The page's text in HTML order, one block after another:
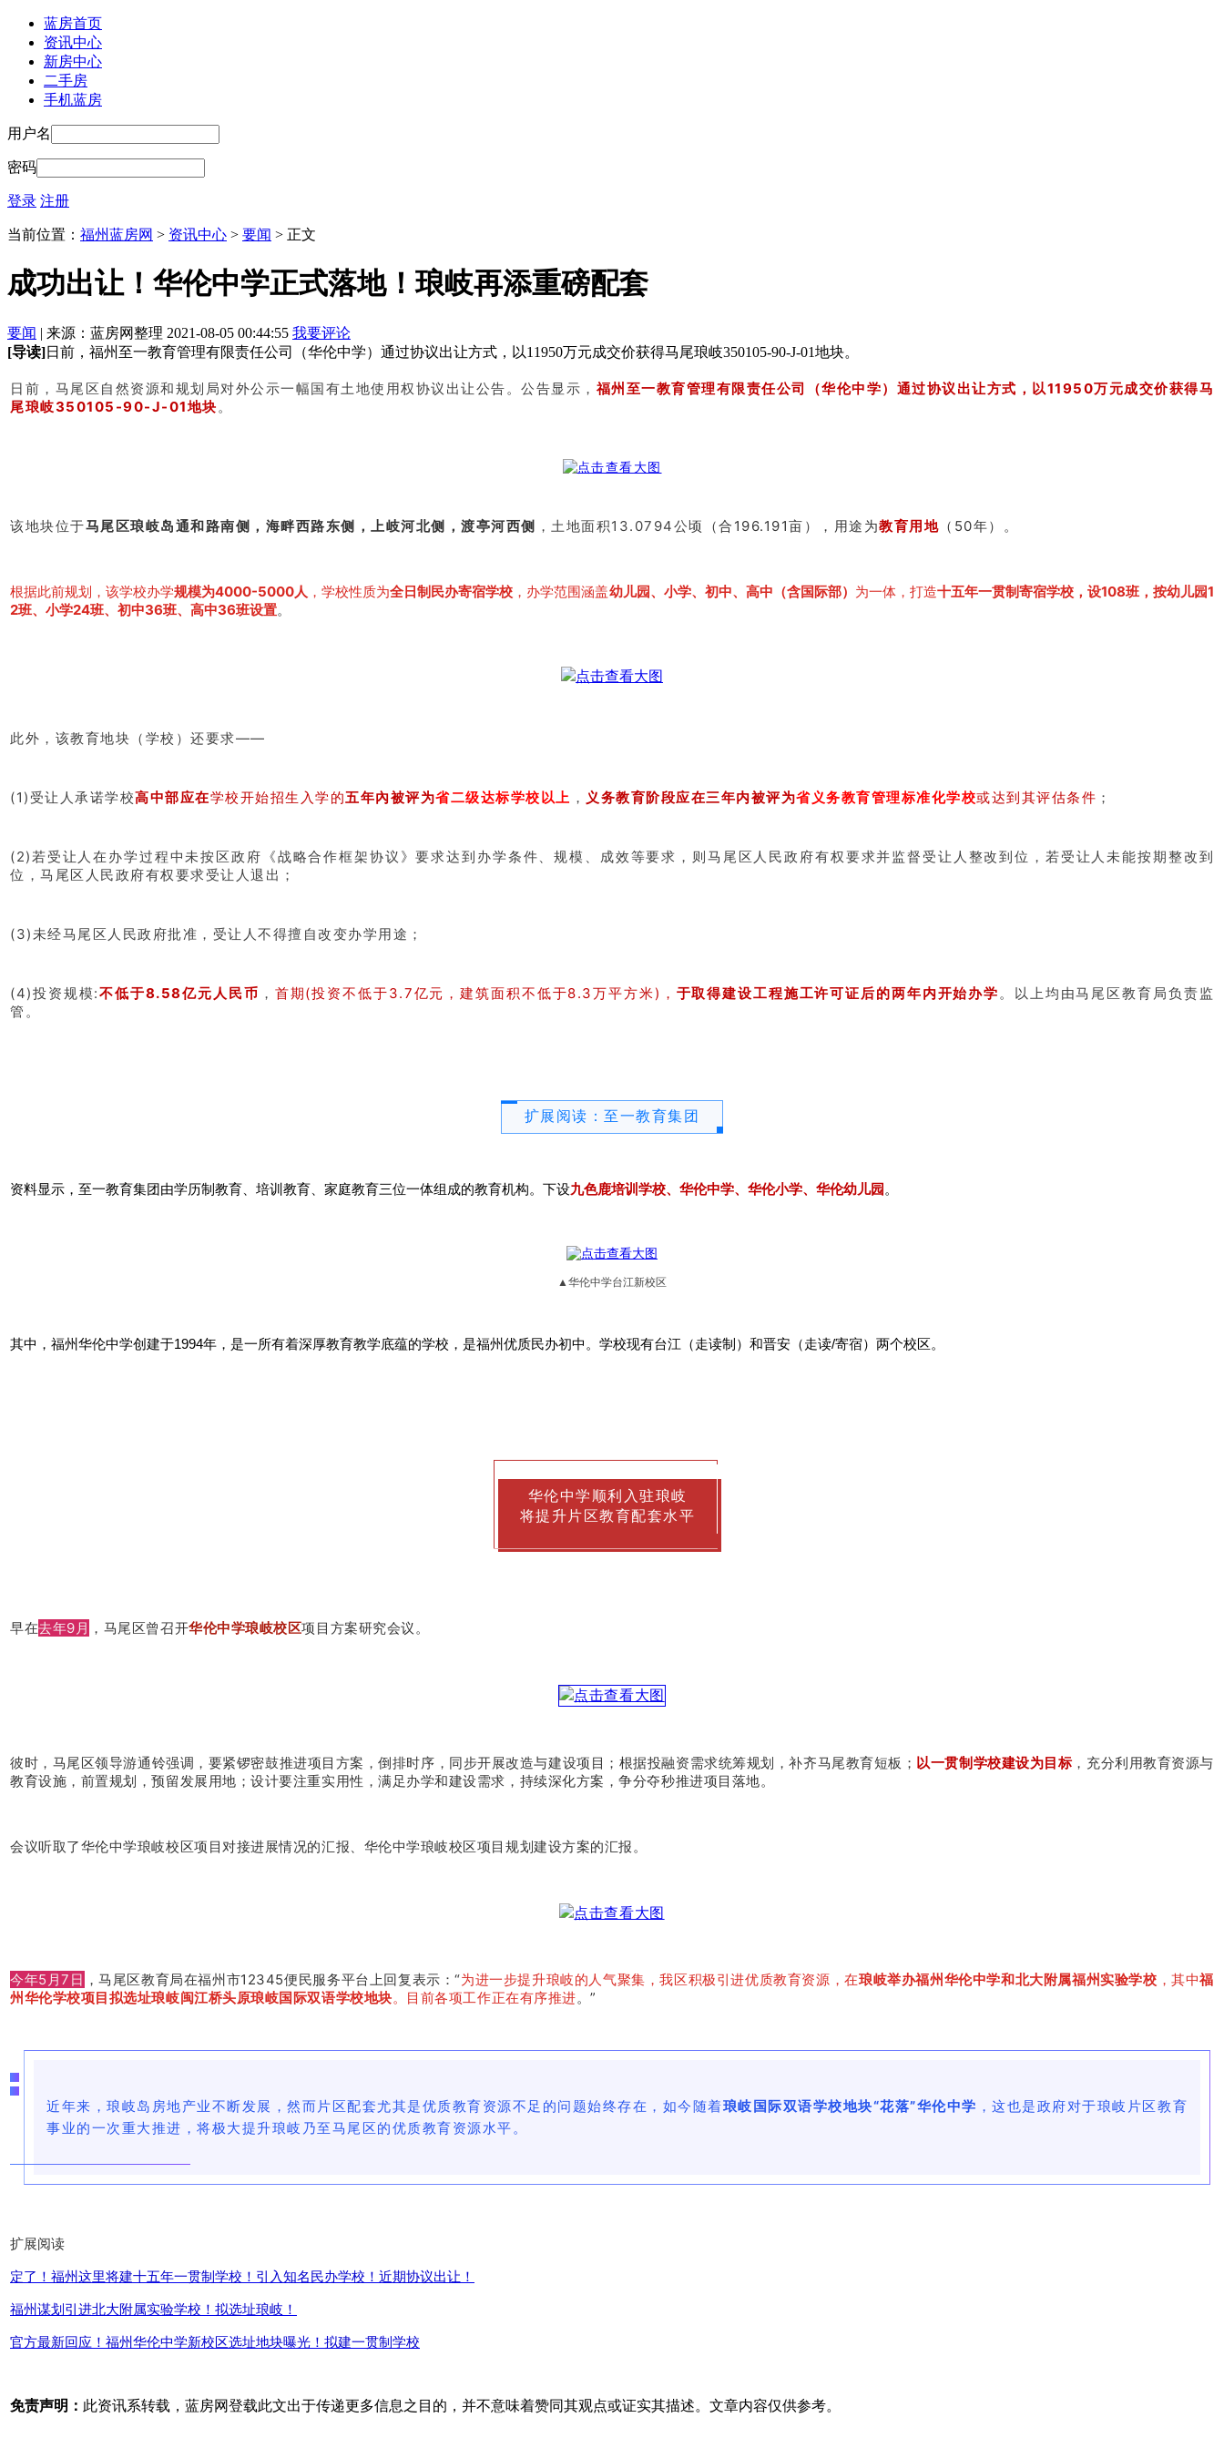
蓝房首页
资讯中心
新房中心
二手房
手机蓝房
用户名
密码
登录 注册
当前位置： 福州蓝房网 > 资讯中心 > 要闻 > 正文
成功出让！华伦中学正式落地！琅岐再添重磅配套
要闻 | 来源：蓝房网整理 2021-08-05 00:44:55 我要评论
[导读]日前，福州至一教育管理有限责任公司（华伦中学）通过协议出让方式，以11950万元成交价获得马尾琅岐350105-90-J-01地块。
日前，马尾区自然资源和规划局对外公示一幅国有土地使用权协议出让公告。公告显示， 福州至一教育管理有限责任公司（华伦中学）通过协议出让方式，以11950万元成交价获得马
尾琅岐350105-90-J-01地块。
该地块位于马尾区琅岐岛通和路南侧，海畔西路东侧，上岐河北侧，渡亭河西侧 ，土地面积13.0794公顷 （合196.191亩），用途为教育用地 （50年）。
根据此前规划，该学校办学规模为4000-5000人 ，学校性质为全日制民办寄宿学校 ，办学范围涵盖幼儿园、小学、初中、高中（含国际部） 为一体，打造十五年一贯制寄宿学校，设108班，按幼儿园1
2班、小学24班、初中36班、高中36班设置。
此外，该教育地块（学校）还要求——
(1)受让人承诺学校高中部应在学校开始招生入学的五年內被评为省二级达标学校以上 ， 义务教育阶段应在三年内被评为省义务教育管理标准化学校或达到其评估条件 ；
(2)若受让人在办学过程中未按区政府《战略合作框架协议》要求达到办学条件、规模、成效等要求，则马尾区人民政府有权要求并监督受让人整改到位，若受让人未能按期整改到
位，马尾区人民政府有权要求受让人退出；
(3)未经马尾区人民政府批准，受让人不得擅自改变办学用途；
(4)投资规模:不低于8.58亿元人民币 ， 首期(投资不低于3.7亿元，建筑面积不低于8.3万平方米)， 于取得建设工程施工许可证后的两年内开始办学。以上均由马尾区教育局负责监
管。
扩展阅读：至一教育集团
资料显示，至一教育集团由学历制教育、培训教育、家庭教育三位一体组成的教育机构。 下设九色鹿培训学校、华伦中学、华伦小学、华伦幼儿园 。
▲华伦中学台江新校区
其中，福州华伦中学创建于1994年，是一所有着深厚教育教学底蕴的学校，是福州优质民办初中。学校现有台江（走读制）和晋安（走读/寄宿）两个校区。
华伦中学顺利入驻琅岐
将提升片区教育配套水平
早在去年9月 ，马尾区曾召开华伦中学琅岐校区项目方案研究会议。
彼时，马尾区领导游通铃强调，要紧锣密鼓推进项目方案，倒排时序，同步开展改造与建设项目；根据投融资需求统筹规划，补齐马尾教育短板； 以一贯制学校建设为目标，充分利用教育资源与
教育设施，前置规划，预留发展用地；设计要注重实用性，满足办学和建设需求，持续深化方案，争分夺秒推进项目落地。
会议听取了华伦中学琅岐校区项目对接进展情况的汇报、华伦中学琅岐校区项目规划建设方案的汇报。
今年5月7日 ，马尾区教育局在福州市12345便民服务平台上回复表示：“为进一步提升琅岐的人气聚集，我区积极引进优质教育资源，在琅岐举办福州华伦中学和北大附属福州实验学校 ，其中福
州华伦学校项目拟选址琅岐闽江桥头原琅岐国际双语学校地块。目前各项工作正在有序推进。”
近年来，琅岐岛房地产业不断发展，然而片区配套尤其是优质教育资源不足的问题始终存在，如今随着琅岐国际双语学校地块“花落”华伦中学 ，这也是政府对于琅岐片区教育
事业的一次重大推进， 将极大提升琅岐乃至马尾区的优质教育资源水平。
扩展阅读
定了！福州这里将建十五年一贯制学校！引入知名民办学校！近期协议出让！
福州谋划引进北大附属实验学校！拟选址琅岐！
官方最新回应！福州华伦中学新校区选址地块曝光！拟建一贯制学校
免责声明： 此资讯系转载，蓝房网登载此文出于传递更多信息之目的，并不意味着赞同其观点或证实其描述。文章内容仅供参考。